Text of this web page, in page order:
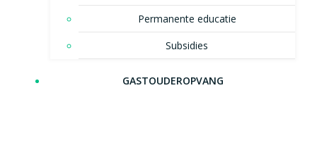
Permanente educatie
Subsidies
GASTOUDEROPVANG